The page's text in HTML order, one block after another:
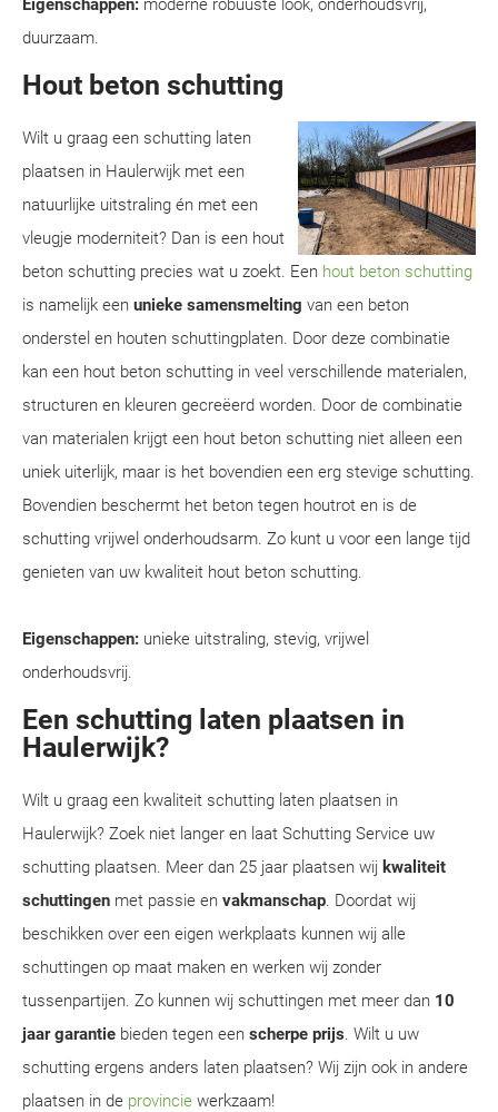
Eigenschappen: moderne robuuste look, onderhoudsvrij,
duurzaam.
Hout beton schutting
Wilt u graag een schutting laten
plaatsen in Haulerwijk met een
natuurlijke uitstraling én met een
vleugje moderniteit? Dan is een hout
beton schutting precies wat u zoekt. Een hout beton schutting
is namelijk een unieke samensmelting van een beton
onderstel en houten schuttingplaten. Door deze combinatie
kan een hout beton schutting in veel verschillende materialen,
structuren en kleuren gecreëerd worden. Door de combinatie
van materialen krijgt een hout beton schutting niet alleen een
uniek uiterlijk, maar is het bovendien een erg stevige schutting.
Bovendien beschermt het beton tegen houtrot en is de
schutting vrijwel onderhoudsarm. Zo kunt u voor een lange tijd
genieten van uw kwaliteit hout beton schutting.
Eigenschappen: unieke uitstraling, stevig, vrijwel
onderhoudsvrij.
Een schutting laten plaatsen in
Haulerwijk?
Wilt u graag een kwaliteit schutting laten plaatsen in
Haulerwijk? Zoek niet langer en laat Schutting Service uw
schutting plaatsen. Meer dan 25 jaar plaatsen wij kwaliteit
schuttingen met passie en vakmanschap. Doordat wij
beschikken over een eigen werkplaats kunnen wij alle
schuttingen op maat maken en werken wij zonder
tussenpartijen. Zo kunnen wij schuttingen met meer dan 10
jaar garantie bieden tegen een scherpe prijs. Wilt u uw
schutting ergens anders laten plaatsen? Wij zijn ook in andere
plaatsen in de provincie werkzaam!